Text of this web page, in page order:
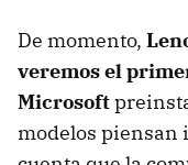
De momento,
veremos el
Microsoft
modelos piensan